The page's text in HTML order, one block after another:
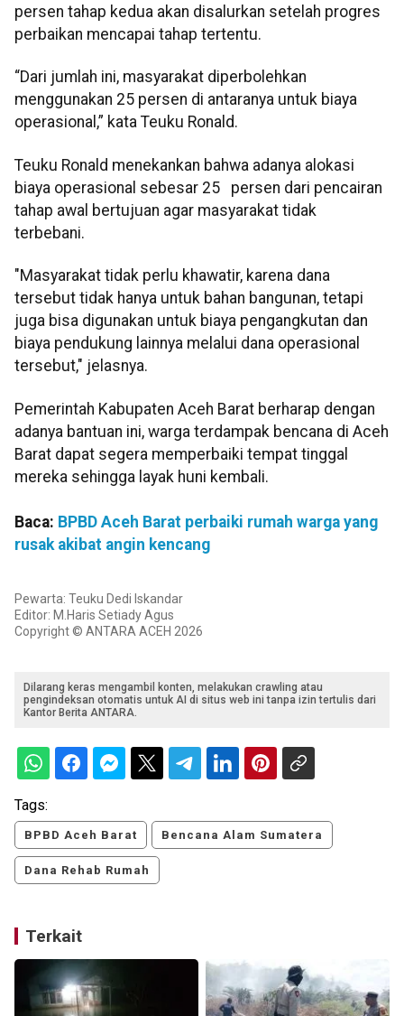
persen tahap kedua akan disalurkan setelah progres
perbaikan mencapai tahap tertentu.
“Dari jumlah ini, masyarakat diperbolehkan
menggunakan 25 persen di antaranya untuk biaya
operasional,” kata Teuku Ronald.
Teuku Ronald menekankan bahwa adanya alokasi
biaya operasional sebesar 25 persen dari pencairan
tahap awal bertujuan agar masyarakat tidak
terbebani.
"Masyarakat tidak perlu khawatir, karena dana
tersebut tidak hanya untuk bahan bangunan, tetapi
juga bisa digunakan untuk biaya pengangkutan dan
biaya pendukung lainnya melalui dana operasional
tersebut," jelasnya.
Pemerintah Kabupaten Aceh Barat berharap dengan
adanya bantuan ini, warga terdampak bencana di Aceh
Barat dapat segera memperbaiki tempat tinggal
mereka sehingga layak huni kembali.
Baca: BPBD Aceh Barat perbaiki rumah warga yang
rusak akibat angin kencang
Pewarta: Teuku Dedi Iskandar
Editor: M.Haris Setiady Agus
Copyright © ANTARA ACEH 2026
Dilarang keras mengambil konten, melakukan crawling atau
pengindeksan otomatis untuk AI di situs web ini tanpa izin tertulis dari
Kantor Berita ANTARA.
Tags:
BPBD Aceh Barat Bencana Alam Sumatera
Dana Rehab Rumah
Terkait